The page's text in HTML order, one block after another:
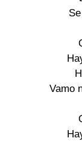
Vamo